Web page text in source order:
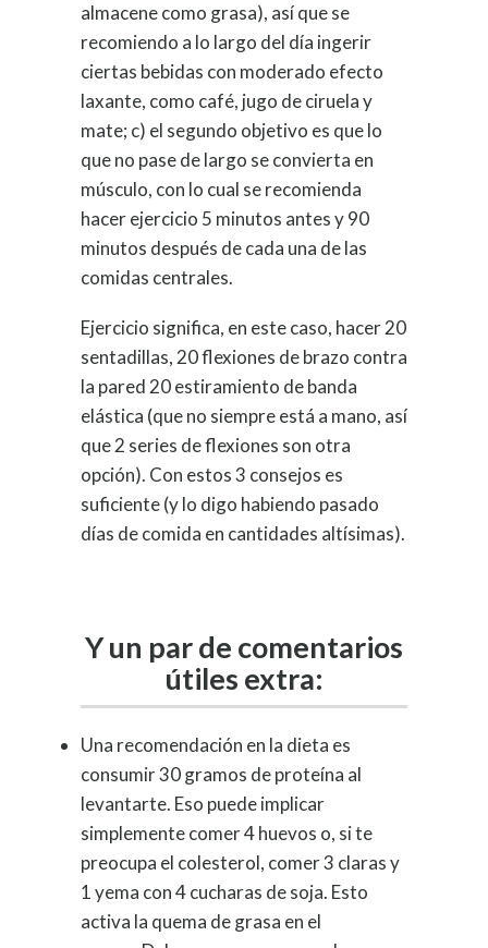
almacene como grasa), así que se
recomiendo a lo largo del día ingerir
ciertas bebidas con moderado efecto
laxante, como café, jugo de ciruela y
mate; c) el segundo objetivo es que lo
que no pase de largo se convierta en
músculo, con lo cual se recomienda
hacer ejercicio 5 minutos antes y 90
minutos después de cada una de las
comidas centrales.
Ejercicio significa, en este caso, hacer 20
sentadillas, 20 flexiones de brazo contra
la pared 20 estiramiento de banda
elástica (que no siempre está a mano, así
que 2 series de flexiones son otra
opción). Con estos 3 consejos es
suficiente (y lo digo habiendo pasado
días de comida en cantidades altísimas).
Y un par de comentarios
útiles extra:
Una recomendación en la dieta es
consumir 30 gramos de proteína al
levantarte. Eso puede implicar
simplemente comer 4 huevos o, si te
preocupa el colesterol, comer 3 claras y
1 yema con 4 cucharas de soja. Esto
activa la quema de grasa en el